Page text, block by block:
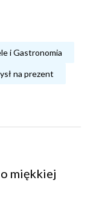
i Gastronomia
na prezent
miękkiej